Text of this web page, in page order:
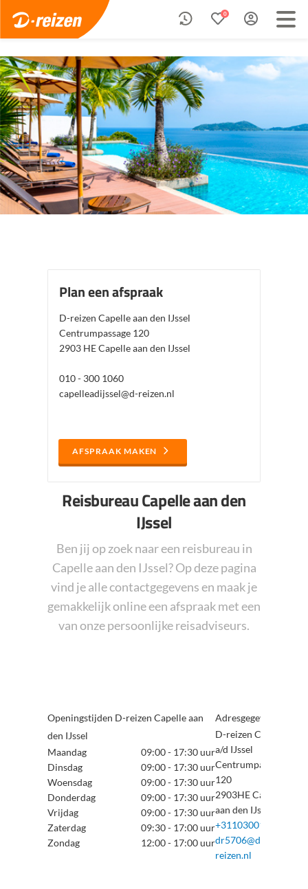
0
Plan een afspraak
D-reizen Capelle aan den IJssel
Centrumpassage 120
2903 HE Capelle aan den IJssel
010 - 300 1060
capelleadijssel@d-reizen.nl
AFSPRAAK MAKEN
Reisbureau Capelle aan den
IJssel
Ben jij op zoek naar een reisbureau in
Capelle aan den IJssel? Op deze pagina
vind je alle contactgegevens en maak je
gemakkelijk online een afspraak met een
van onze persoonlijke reisadviseurs.
Openingstijden D-reizen Capelle aan
den IJssel
Maandag
09:00 - 17:30 uur
Dinsdag
09:00 - 17:30 uur
Woensdag
09:00 - 17:30 uur
Donderdag
09:00 - 17:30 uur
Vrijdag
09:00 - 17:30 uur
Zaterdag
09:30 - 17:00 uur
Zondag
12:00 - 17:00 uur
Adresgegevens
D-reizen Capelle
a/d IJssel
Centrumpassage
120
2903HE Capelle
aan den IJssel
+31103001060
dr5706@d-
reizen.nl